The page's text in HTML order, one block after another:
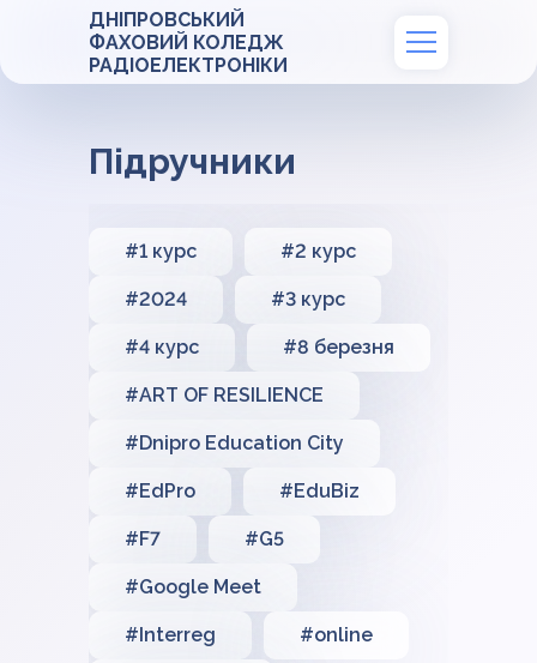
ДНІПРОВСЬКИЙ
ФАХОВИЙ КОЛЕДЖ
РАДІОЕЛЕКТРОНІКИ
Підручники
#1 курс #2 курс
#2024 #3 курс
#4 курс #8 березня
#ART OF RESILIENCE
#Dnipro Education City
#EdPro #EduBiz
#F7 #G5
#Google Meet
#Interreg #online